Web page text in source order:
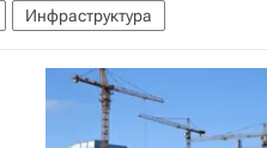
Инфраструктура